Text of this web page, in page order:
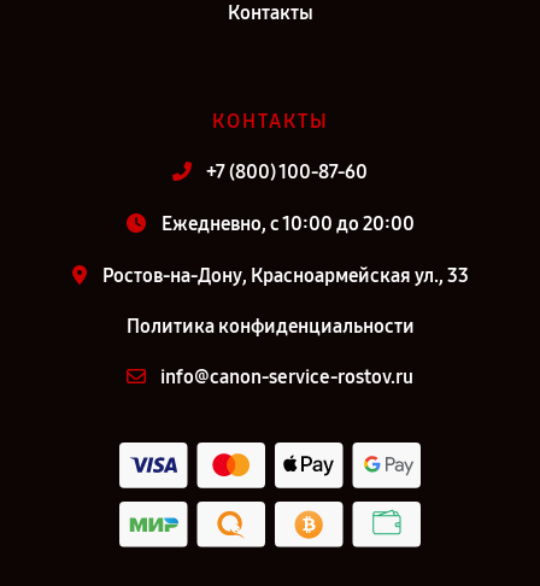
Контакты
КОНТАКТЫ
+7 (800) 100-87-60
Ежедневно, с 10:00 до 20:00
Ростов-на-Дону, Красноармейская ул., 33
Политика конфиденциальности
info@canon-service-rostov.ru